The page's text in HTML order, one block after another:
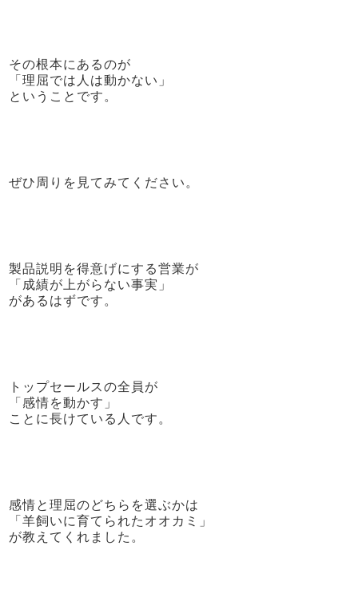
その根本にあるのが
「理屈では人は動かない」
ということです。
ぜひ周りを見てみてください。
製品説明を得意げにする営業が
「成績が上がらない事実」
があるはずです。
トップセールスの全員が
「感情を動かす」
ことに長けている人です。
感情と理屈のどちらを選ぶかは
「羊飼いに育てられたオオカミ」
が教えてくれました。